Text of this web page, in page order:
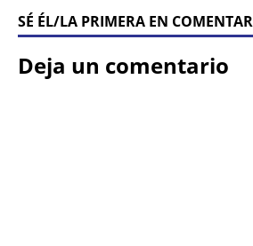
SÉ ÉL/LA PRIMERA EN COMENTAR
Deja un comentario